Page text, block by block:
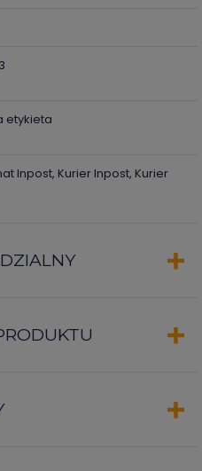
etykieta
Inpost, Kurier Inpost, Kurier